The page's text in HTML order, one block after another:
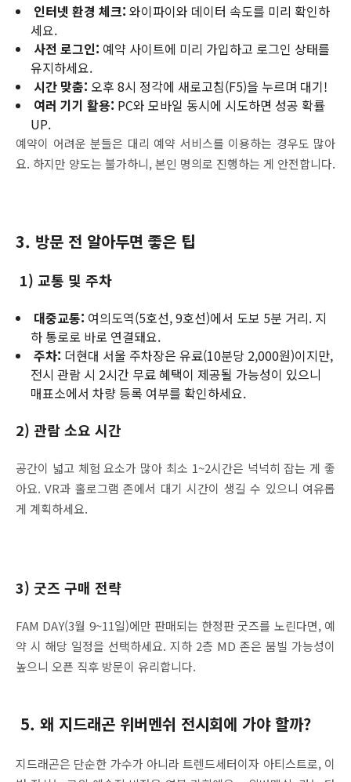
인터넷 환경 체크: 와이파이와 데이터 속도를 미리 확인하
세요.
사전 로그인: 예약 사이트에 미리 가입하고 로그인 상태를
유지하세요.
시간 맞춤: 오후 8시 정각에 새로고침(F5)을 누르며 대기!
여러 기기 활용: PC와 모바일 동시에 시도하면 성공 확률
UP.
예약이 어려운 분들은 대리 예약 서비스를 이용하는 경우도 많아
요. 하지만 양도는 불가하니, 본인 명의로 진행하는 게 안전합니다.
3. 방문 전 알아두면 좋은 팁
1) 교통 및 주차
대중교통: 여의도역(5호선, 9호선)에서 도보 5분 거리. 지
하 통로로 바로 연결돼요.
주차: 더현대 서울 주차장은 유료(10분당 2,000원)이지만,
전시 관람 시 2시간 무료 혜택이 제공될 가능성이 있으니
매표소에서 차량 등록 여부를 확인하세요.
2) 관람 소요 시간
공간이 넓고 체험 요소가 많아 최소 1~2시간은 넉넉히 잡는 게 좋
아요. VR과 홀로그램 존에서 대기 시간이 생길 수 있으니 여유롭
게 계획하세요.
3) 굿즈 구매 전략
FAM DAY(3월 9~11일)에만 판매되는 한정판 굿즈를 노린다면, 예
약 시 해당 일정을 선택하세요. 지하 2층 MD 존은 붐빌 가능성이
높으니 오픈 직후 방문이 유리합니다.
5. 왜 지드래곤 위버멘쉬 전시회에 가야 할까?
지드래곤은 단순한 가수가 아니라 트렌드세터이자 아티스트로, 이